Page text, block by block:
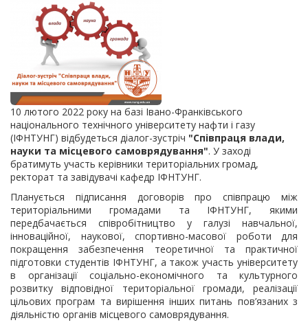
10 лютого 2022 року на базі Івано-Франківського
національного технічного університету нафти і газу
(ІФНТУНГ) відбудеться діалог-зустріч "Співпраця влади,
науки та місцевого самоврядування". У заході
братимуть участь керівники територіальних громад,
ректорат та завідувачі кафедр ІФНТУНГ.
Планується підписання договорів про співпрацю між
територіальними громадами та ІФНТУНГ, якими
передбачається співробітництво у галузі навчальної,
інноваційної, наукової, спортивно-масової роботи для
покращення забезпечення теоретичної та практичної
підготовки студентів ІФНТУНГ, а також участь університету
в організації соціально-економічного та культурного
розвитку відповідної територіальної громади, реалізації
цільових програм та вирішення інших питань пов’язаних з
діяльністю органів місцевого самоврядування.